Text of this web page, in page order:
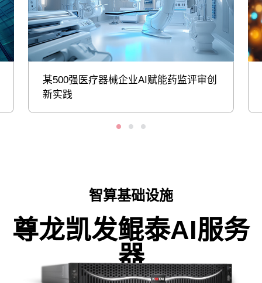
某500强医疗器械企业AI赋能药监评审创
新实践
智算基础设施
尊龙凯发鲲泰AI服务
器